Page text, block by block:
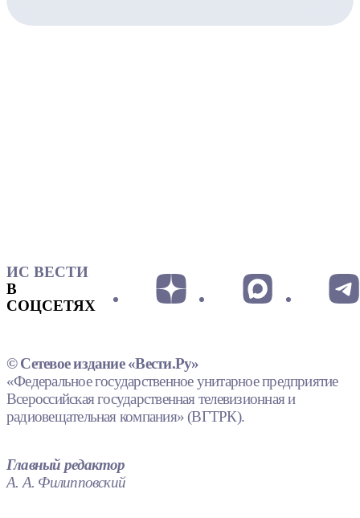
ИС ВЕСТИ
В
СОЦСЕТЯХ
© Сетевое издание «Вести.Ру»
«Федеральное государственное унитарное предприятие
Всероссийская государственная телевизионная и
радиовещательная компания» (ВГТРК).
Главный редактор
А. А. Филипповский